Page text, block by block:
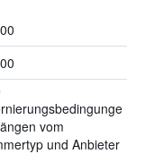
vom
und Anbieter